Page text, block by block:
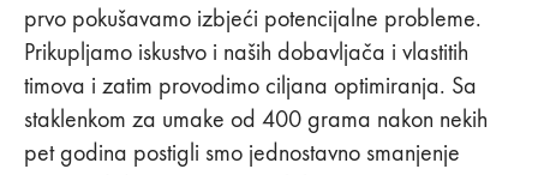
prvo pokušavamo izbjeći potencijalne probleme.
Prikupljamo iskustvo i naših dobavljača i vlastitih
timova i zatim provodimo ciljana optimiranja. Sa
staklenkom za umake od 400 grama nakon nekih
pet godina postigli smo jednostavno smanjenje